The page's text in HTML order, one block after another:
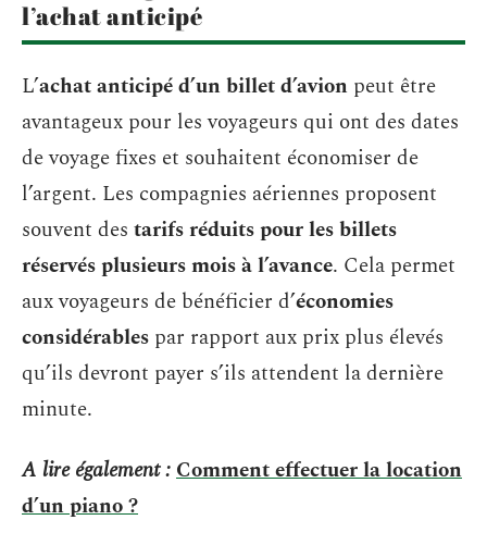
l’achat anticipé
L’achat anticipé d’un billet d’avion peut être
avantageux pour les voyageurs qui ont des dates
de voyage fixes et souhaitent économiser de
l’argent. Les compagnies aériennes proposent
souvent des tarifs réduits pour les billets
réservés plusieurs mois à l’avance. Cela permet
aux voyageurs de bénéficier d’économies
considérables par rapport aux prix plus élevés
qu’ils devront payer s’ils attendent la dernière
minute.
A lire également :Comment effectuer la location
d’un piano ?